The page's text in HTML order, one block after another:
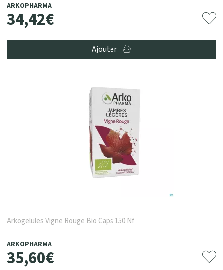
ARKOPHARMA
34,42€
Ajouter
Arkogelules Vigne Rouge Bio Caps 150 Nf
ARKOPHARMA
35,60€